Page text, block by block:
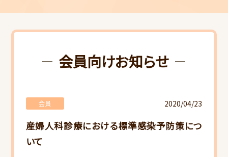
会員向けお知らせ
産婦人科診療における標準感染予防策につ
いて
会員 2020/04/23